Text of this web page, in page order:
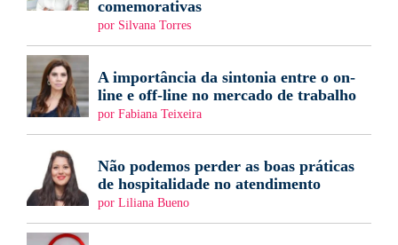
comemorativas
por Silvana Torres
A importância da sintonia entre o on-
line e off-line no mercado de trabalho
por Fabiana Teixeira
Não podemos perder as boas práticas
de hospitalidade no atendimento
por Liliana Bueno